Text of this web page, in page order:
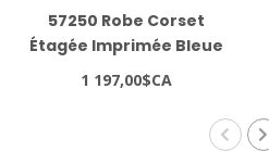
57250 Robe Corset
Étagée Imprimée Bleue
1 197,00$CA